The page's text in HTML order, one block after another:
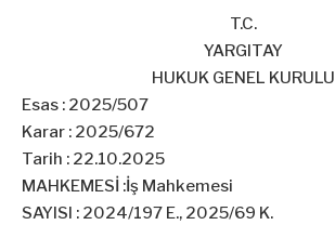
T.C.
YARGITAY
HUKUK GENEL KURULU
Esas : 2025/507
Karar : 2025/672
Tarih : 22.10.2025
MAHKEMESİ :İş Mahkemesi
SAYISI : 2024/197 E., 2025/69 K.